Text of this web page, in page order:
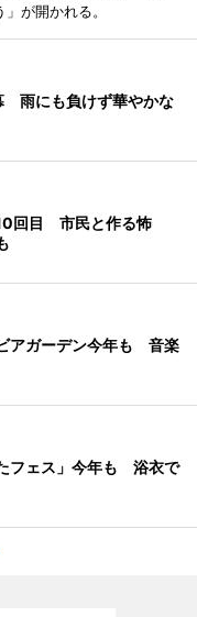
が開かれる。
雨にも負けず華やかな
回目 市民と作る怖
アガーデン今年も 音楽
フェス」今年も 浴衣で